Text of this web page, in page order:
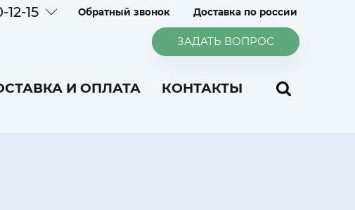
12-15 Обратный звонок Доставка по россии
ЗАДАТЬ ВОПРОС
И ОПЛАТА КОНТАКТЫ